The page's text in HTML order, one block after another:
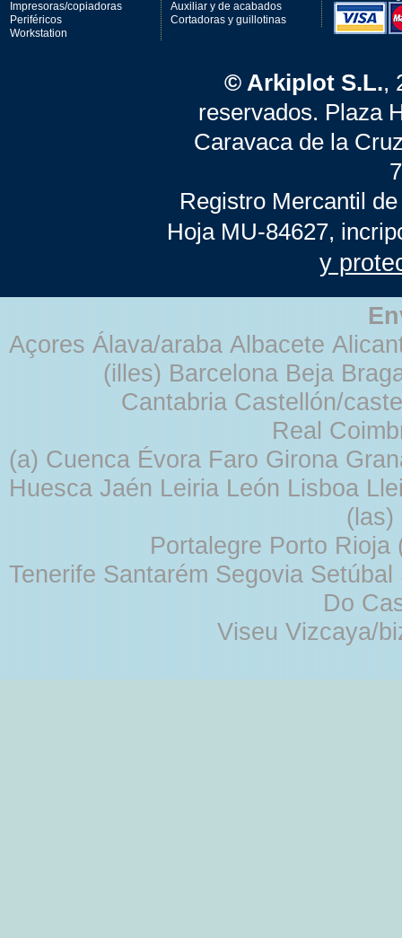
Impresoras/copiadoras
Periféricos
Workstation
Auxiliar y de acabados
Cortadoras y guillotinas
© Arkiplot S.L.,
reservados. Plaza
Caravaca de la
Registro Mercantil
Hoja MU-84627,
y
Açores Álava/araba Albacete
(illes) Barcelona Beja
Cantabria Castellón/
Real
(a) Cuenca Évora Faro Girona
Huesca Jaén Leiria León Lisboa
Portalegre Porto
Tenerife Santarém Segovia
Do
Viseu Vizcaya/